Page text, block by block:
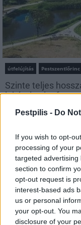
Pestpilis - Do
If you wish to opt-
processing of your
targeted
section to confirm
opt-out request is
interest-based ads
us or personal
your opt-out. You
disclosure of your
útfelújítás Pestszentlőrinc
Szinte teljes
lakótelep
Pestszentlőrinc egyik